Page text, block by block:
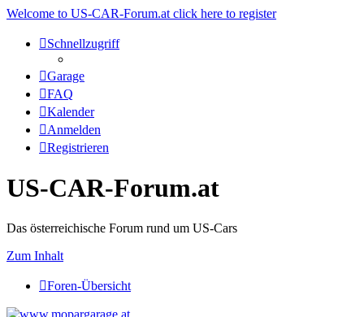
Welcome to US-CAR-Forum.at click here to register
Schnellzugriff
Garage
FAQ
Kalender
Anmelden
Registrieren
US-CAR-Forum.at
Das österreichische Forum rund um US-Cars
Zum Inhalt
Foren-Übersicht